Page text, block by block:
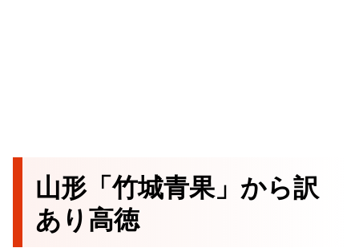
山形「竹城青果」から訳
あり高徳